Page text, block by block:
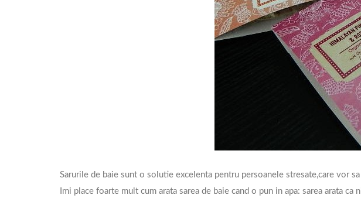
Sarurile de baie sunt o solutie excelenta pentru persoanele stresate,care vor
Imi place foarte mult cum arata sarea de baie cand o pun in apa: sarea arata